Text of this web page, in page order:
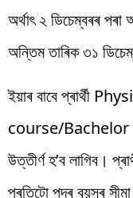
অৰ্থাৎ ২ ডিচেম্বৰৰ
অন্তিম তাৰিক ৩১
ইয়াৰ বাবে প্ৰাৰ্থী
course/Bachelor
উত্তীৰ্ণ হ’ব লাগিব।
প্ৰতিটো পদৰ বয়সৰ